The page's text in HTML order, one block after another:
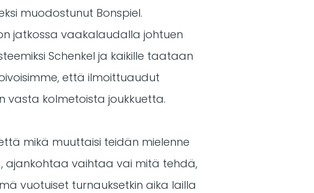
muodostunut Bonspiel.
jatkossa vaakalaudalla johtuen
Schenkel ja kaikille taataan
että ilmoittuaudut
vasta kolmetoista joukkuetta.
mikä muuttaisi teidän mielenne
ajankohtaa vaihtaa vai mitä tehdä,
vuotuiset turnauksetkin aika lailla